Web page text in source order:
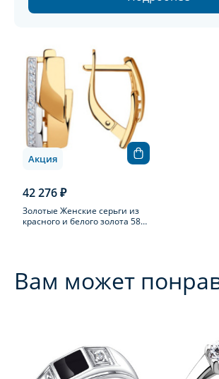
42 276 ₽
Золотые Женские серьги из
красного и белого золота 585
Акция
Вам может